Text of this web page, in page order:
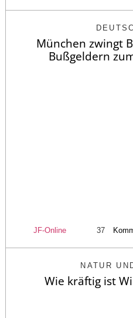
München zwingt
Bußgeldern
JF-Online 37
NATUR
Wie kräftig ist